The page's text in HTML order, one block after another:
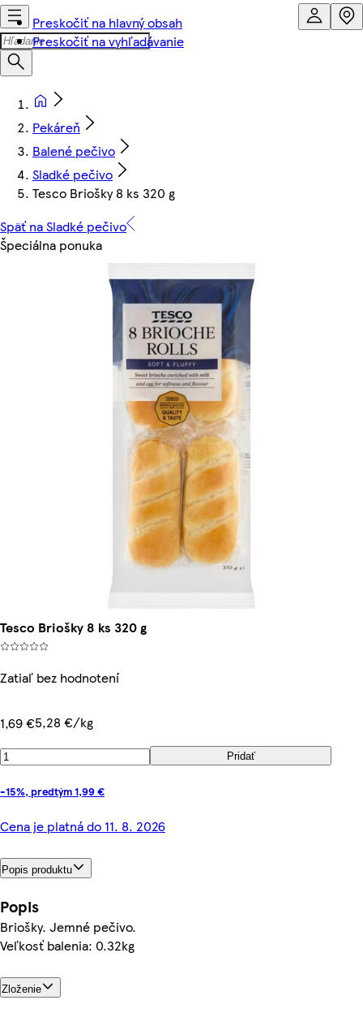
Preskočiť na hlavný obsah
Preskočiť na vyhľadávanie
Pekáreň
Balené pečivo
Sladké pečivo
Tesco Briošky 8 ks 320 g
Späť na Sladké pečivo
Špeciálna ponuka
Tesco Briošky 8 ks 320 g
Zatiaľ bez hodnotení
1,69 €5,28 €/kg
Pridať
-15%, predtým 1,99 €
Cena je platná do 11. 8. 2026
Popis produktu
Popis
Briošky. Jemné pečivo.
Veľkosť balenia: 0.32kg
Zloženie